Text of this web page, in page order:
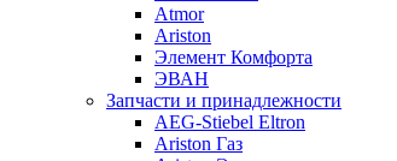
Atmor
Ariston
Элемент Комфорта
ЭВАН
Запчасти и принадлежности
AEG-Stiebel Eltron
Ariston Газ